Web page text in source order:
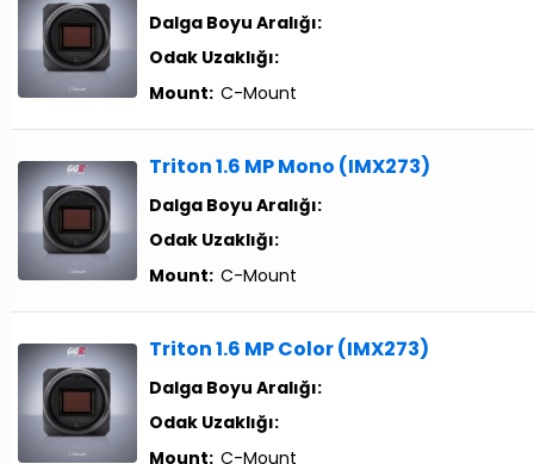
Dalga Boyu Aralığı:
Odak Uzaklığı:
Mount: C-Mount
Triton 1.6 MP Mono (IMX273)
Dalga Boyu Aralığı:
Odak Uzaklığı:
Mount: C-Mount
Triton 1.6 MP Color (IMX273)
Dalga Boyu Aralığı:
Odak Uzaklığı:
Mount: C-Mount